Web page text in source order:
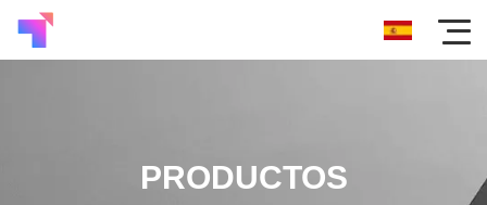
PRODUCTOS